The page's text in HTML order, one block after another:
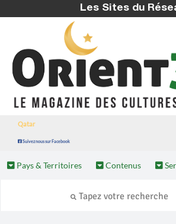
Les Sites du
Qatar
Suivez nous sur Facebook
Pays & Territoires Contenus